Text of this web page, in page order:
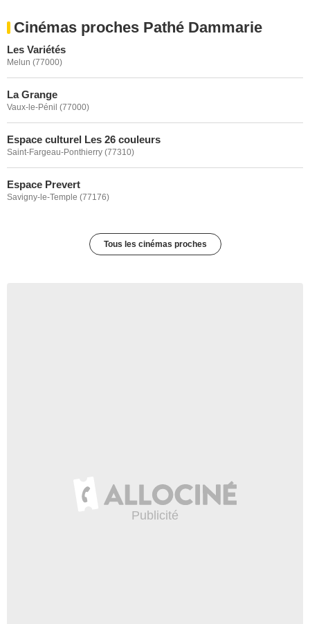
Cinémas proches Pathé Dammarie
Les Variétés
Melun (77000)
La Grange
Vaux-le-Pénil (77000)
Espace culturel Les 26 couleurs
Saint-Fargeau-Ponthierry (77310)
Espace Prevert
Savigny-le-Temple (77176)
Tous les cinémas proches